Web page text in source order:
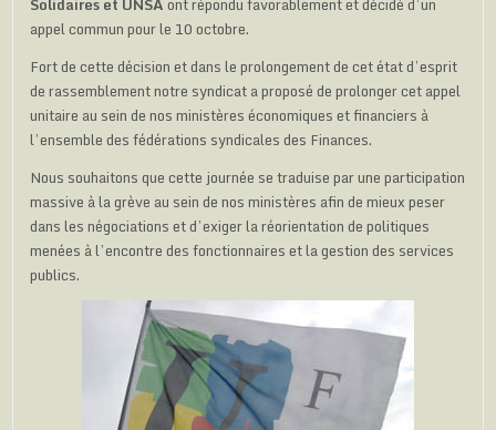
appel commun pour le 10 octobre.
Fort de cette décision et dans le prolongement de cet état d’esprit
de rassemblement notre syndicat a proposé de prolonger cet appel
unitaire au sein de nos ministères économiques et financiers à
l’ensemble des fédérations syndicales des Finances.
Nous souhaitons que cette journée se traduise par une participation
massive à la grève au sein de nos ministères afin de mieux peser
dans les négociations et d’exiger la réorientation de politiques
menées à l’encontre des fonctionnaires et la gestion des services
publics.